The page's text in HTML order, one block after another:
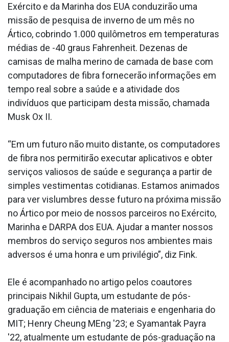
Exército e da Marinha dos EUA conduzirão uma
missão de pesquisa de inverno de um mês no
Ártico, cobrindo 1.000 quilômetros em temperaturas
médias de -40 graus Fahrenheit. Dezenas de
camisas de malha merino de camada de base com
computadores de fibra fornecerão informações em
tempo real sobre a saúde e a atividade dos
indivíduos que participam desta missão, chamada
Musk Ox II.
“Em um futuro não muito distante, os computadores
de fibra nos permitirão executar aplicativos e obter
serviços valiosos de saúde e segurança a partir de
simples vestimentas cotidianas. Estamos animados
para ver vislumbres desse futuro na próxima missão
no Ártico por meio de nossos parceiros no Exército,
Marinha e DARPA dos EUA. Ajudar a manter nossos
membros do serviço seguros nos ambientes mais
adversos é uma honra e um privilégio”, diz Fink.
Ele é acompanhado no artigo pelos coautores
principais Nikhil Gupta, um estudante de pós-
graduação em ciência de materiais e engenharia do
MIT; Henry Cheung MEng '23; e Syamantak Payra
'22, atualmente um estudante de pós-graduação na